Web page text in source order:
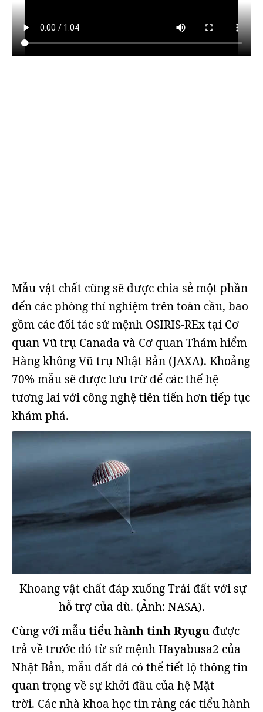
Mẫu vật chất cũng sẽ được chia sẻ một phần
đến các phòng thí nghiệm trên toàn cầu, bao
gồm các đối tác sứ mệnh OSIRIS-REx tại Cơ
quan Vũ trụ Canada và Cơ quan Thám hiểm
Hàng không Vũ trụ Nhật Bản (JAXA). Khoảng
70% mẫu sẽ được lưu trữ để các thế hệ
tương lai với công nghệ tiên tiến hơn tiếp tục
khám phá.
Khoang vật chất đáp xuống Trái đất với sự
hỗ trợ của dù. (Ảnh: NASA).
Cùng với mẫutiểu hành tinh Ryugu được
trả về trước đó từ sứ mệnh Hayabusa2 của
Nhật Bản, mẫu đất đá có thể tiết lộ thông tin
quan trọng về sự khởi đầu của hệ Mặt
trời. Các nhà khoa học tin rằng các tiểu hành